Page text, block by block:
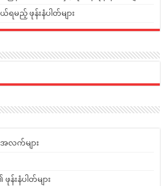
မည့် ဖုန်းနံပါတ်များ
လက်များ
န်းနံပါတ်များ